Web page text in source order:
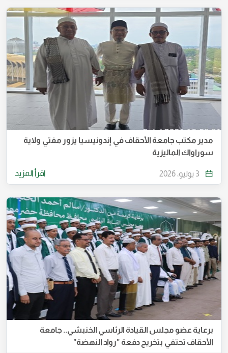
مدير مكتب جامعة الأحقاف في إندونيسيا يزور مفتي ولاية
سوراواك الماليزية
3 يوليو، 2026 اقرأ المزيد
برعاية عضو مجلس القيادة الرئاسي الخنبشي.. جامعة
الأحقاف تحتفي بتخريج دفعة "رواد النهضة"